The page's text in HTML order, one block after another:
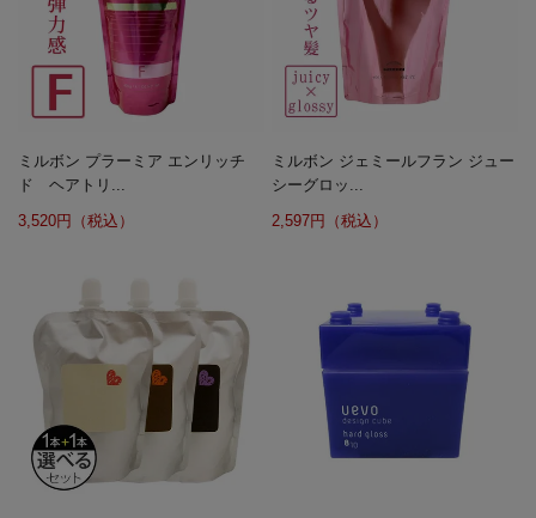
ミルボン プラーミア エンリッチ
ド ヘアトリ...
3,520円（税込）
ミルボン ジェミールフラン ジュー
シーグロッ...
2,597円（税込）